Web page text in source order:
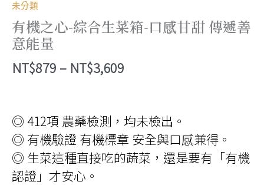
未分類
有機之心-綜合生菜箱-口感甘甜 傳遞善
意能量
NT$879 – NT$3,609
圍：
NT$879
到
◎ 412項 農藥檢測，均未檢出。
◎ 有機驗證 有機標章 安全與口感兼得。
◎ 生菜這種直接吃的蔬菜，還是要有「有機
認證」才安心。